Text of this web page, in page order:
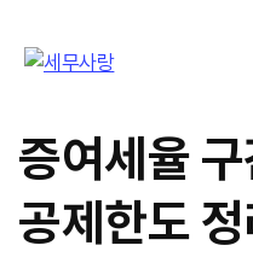
증여세율
공제한도 정